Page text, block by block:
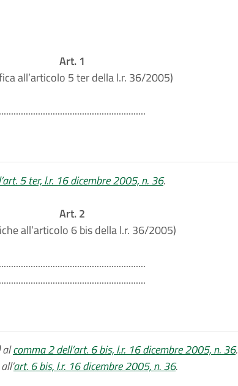
Art. 1
all’articolo 5 ter della l.r. 36/2005)
5 ter, l.r. 16 dicembre 2005, n. 36.
Art. 2
all’articolo 6 bis della l.r. 36/2005)
alcomma 2 dell’art. 6 bis, l.r. 16 dicembre 2005, n. 36.
art. 6 bis, l.r. 16 dicembre 2005, n. 36.